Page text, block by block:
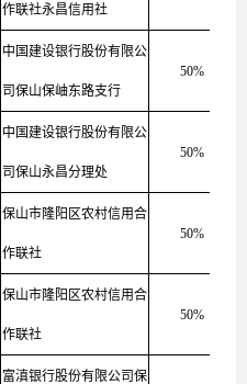
作联社永昌信用社
中国建设银行股份有限公
司保山保岫东路支行
50%
中国建设银行股份有限公
司保山永昌分理处
50%
保山市隆阳区农村信用合
作联社
50%
保山市隆阳区农村信用合
作联社
50%
富滇银行股份有限公司保